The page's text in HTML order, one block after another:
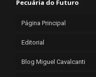
Pecuária do Futuro
Página Principal
Editorial
Blog Miguel Cavalcanti